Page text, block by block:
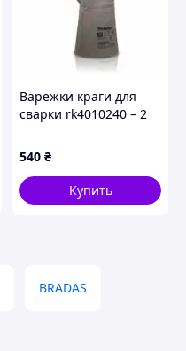
Варежки краги для
сварки rk4010240 – 2
rk4010240
540 ₴
Купить
BRADAS